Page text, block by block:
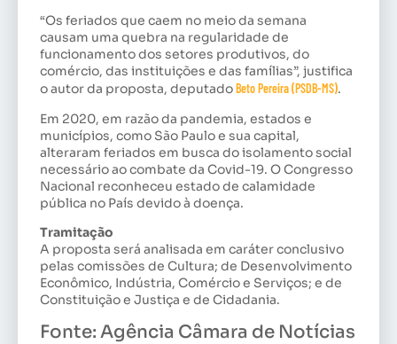
“Os feriados que caem no meio da semana
causam uma quebra na regularidade de
funcionamento dos setores produtivos, do
comércio, das instituições e das famílias”, justifica
o autor da proposta, deputadoBeto Pereira (PSDB-MS).
Em 2020, em razão da pandemia, estados e
municípios, como São Paulo e sua capital,
alteraram feriados em busca do isolamento social
necessário ao combate da Covid-19. O Congresso
Nacional reconheceu estado de calamidade
pública no País devido à doença.
Tramitação
A proposta será analisada em caráter conclusivo
pelas comissões de Cultura; de Desenvolvimento
Econômico, Indústria, Comércio e Serviços; e de
Constituição e Justiça e de Cidadania.
Fonte: Agência Câmara de Notícias